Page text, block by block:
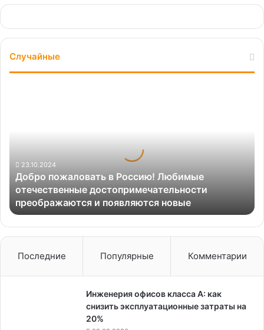
Случайные
достопримечательности
преображаются
появляются
новые
23.10.2024
Добро пожаловать в Россию! Любимые
отечественные достопримечательности
преображаются и появляются новые
Последние Популярные Комментарии
Инженерия офисов класса А: как
снизить эксплуатационные затраты на
20%